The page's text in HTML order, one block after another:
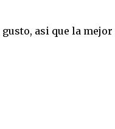
asi que la mejor